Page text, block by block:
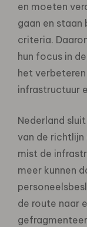
en moeten
gaan en staan
criteria.
hun focus in
het
infrastructuur
Nederland
van de
mist de
meer kunnen
de route naar